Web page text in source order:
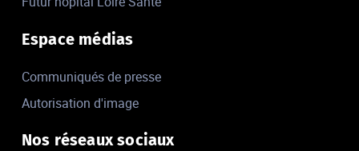
Espace médias
Communiqués de presse
Autorisation d'image
Nos réseaux sociaux